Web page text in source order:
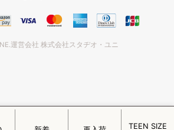
TEEN SIZE
運営会社 株式会社スタヂオ・ユニ